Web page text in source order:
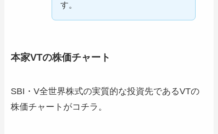
す。
本家VTの株価チャート
SBI・V全世界株式の実質的な投資先であるVTの
株価チャートがコチラ。